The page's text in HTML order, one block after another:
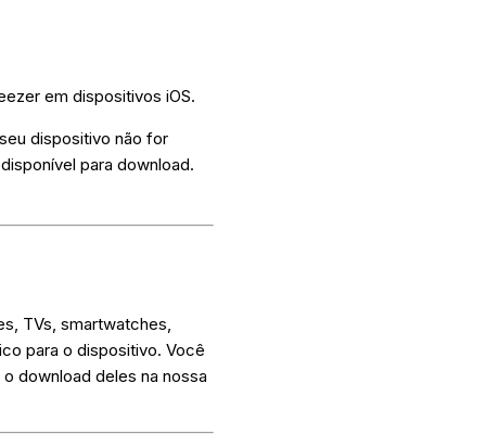
em dispositivos iOS.
dispositivo não for
para download.
TVs, smartwatches,
para o dispositivo. Você
download deles na nossa